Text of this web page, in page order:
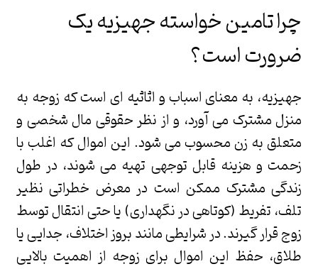
چرا تامین خواسته جهیزیه یک
ضرورت است؟
جهیزیه، به معنای اسباب و اثاثیه ای است که زوجه به
منزل مشترک می آورد، و از نظر حقوقی مال شخصی و
متعلق به زن محسوب می شود. این اموال که اغلب با
زحمت و هزینه قابل توجهی تهیه می شوند، در طول
زندگی مشترک ممکن است در معرض خطراتی نظیر
تلف، تفریط (کوتاهی در نگهداری) یا حتی انتقال توسط
زوج قرار گیرند. در شرایطی مانند بروز اختلاف، جدایی یا
طلاق، حفظ این اموال برای زوجه از اهمیت بالایی